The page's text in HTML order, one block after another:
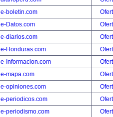
e-boletin.com
e-Datos.com
e-diarios.com
e-Honduras.com
e-Informacion.com
e-mapa.com
e-opiniones.com
e-periodicos.com
e-periodismo.com